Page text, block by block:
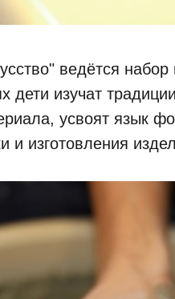
ведётся набор
дети изучат
усвоят язык
и изготовления